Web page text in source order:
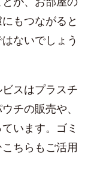
もつながると
ないでしょう
スはプラスチ
チの販売や、
います。ゴミ
ちらもご活用